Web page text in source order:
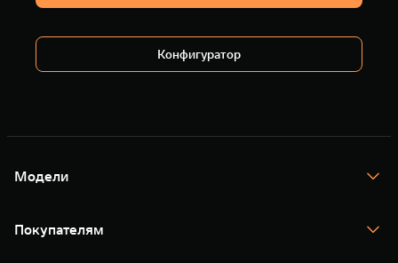
Конфигуратор
Модели
TANK 400
TANK 500
Покупателям